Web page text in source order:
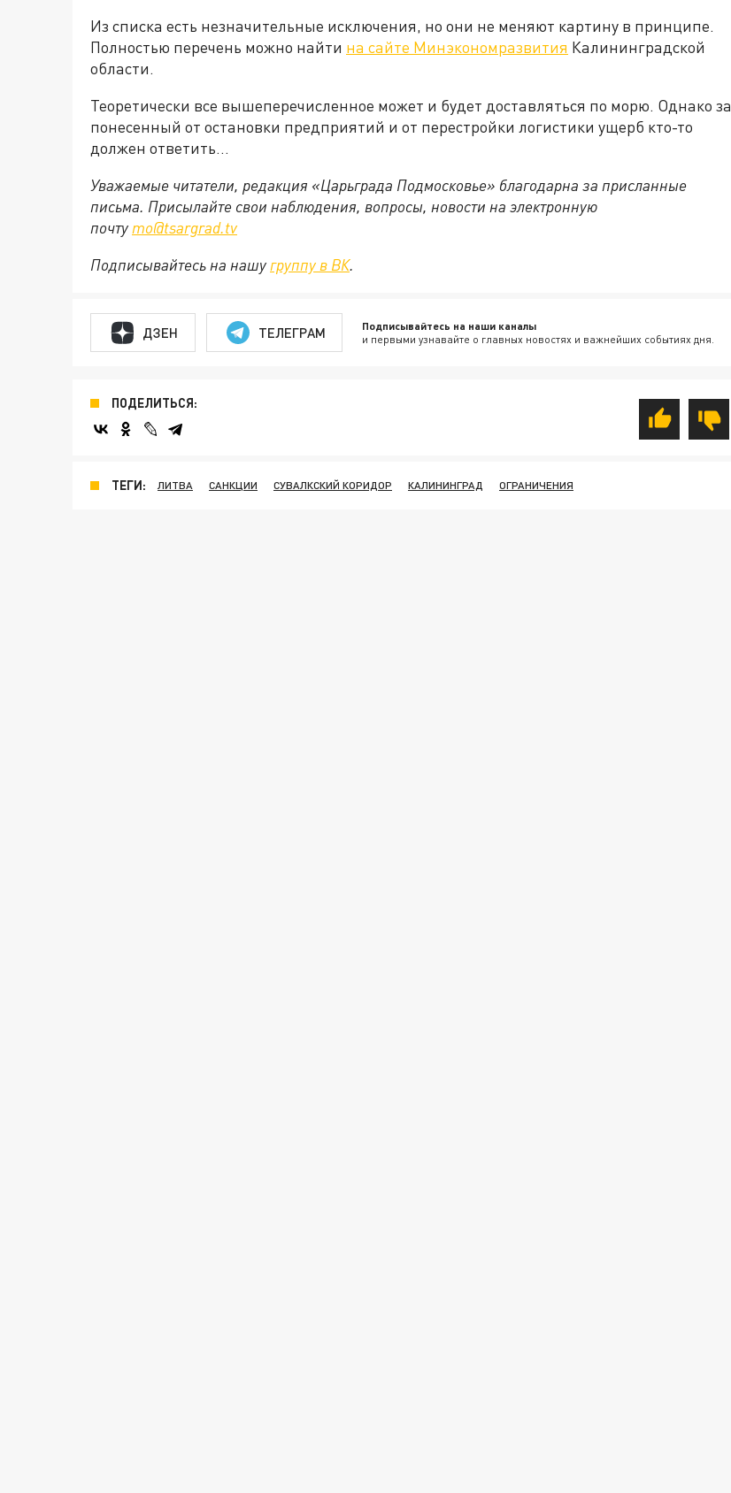
Из списка есть незначительные исключения, но они не меняют картину в принципе.
Полностью перечень можно найти на сайте Минэкономразвития Калининградской
области.
Теоретически все вышеперечисленное может и будет доставляться по морю. Однако за
понесенный от остановки предприятий и от перестройки логистики ущерб кто-то
должен ответить...
Уважаемые читатели, редакция «Царьграда Подмосковье» благодарна за присланные
письма. Присылайте свои наблюдения, вопросы, новости на электронную
почту mo@tsargrad.tv
Подписывайтесь на нашу группу в ВК.
ДЗЕН ТЕЛЕГРАМ Подписывайтесь на наши каналы
и первыми узнавайте о главных новостях и важнейших событиях дня.
ПОДЕЛИТЬСЯ:
ТЕГИ: ЛИТВА САНКЦИИ СУВАЛКСКИЙ КОРИДОР КАЛИНИНГРАД ОГРАНИЧЕНИЯ